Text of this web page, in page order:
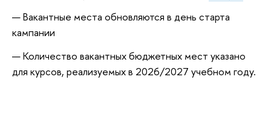
Вакантные места обновляются в день старта
кампании
Количество вакантных бюджетных мест указано
для курсов, реализуемых в 2026/2027 учебном году.